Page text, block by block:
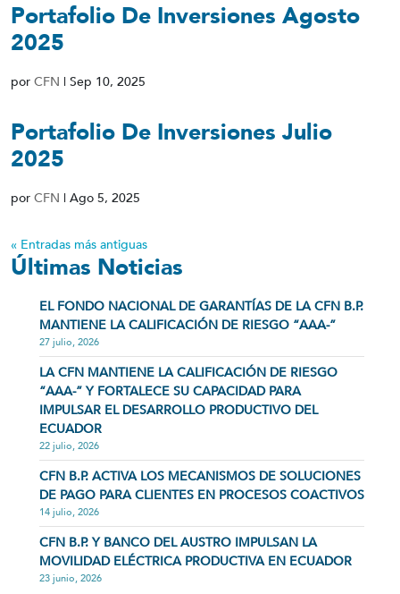
Portafolio De Inversiones Agosto
2025
por CFN | Sep 10, 2025
Portafolio De Inversiones Julio
2025
por CFN | Ago 5, 2025
« Entradas más antiguas
Últimas Noticias
EL FONDO NACIONAL DE GARANTÍAS DE LA CFN B.P.
MANTIENE LA CALIFICACIÓN DE RIESGO “AAA-”
27 julio, 2026
LA CFN MANTIENE LA CALIFICACIÓN DE RIESGO
“AAA-” Y FORTALECE SU CAPACIDAD PARA
IMPULSAR EL DESARROLLO PRODUCTIVO DEL
ECUADOR
22 julio, 2026
CFN B.P. ACTIVA LOS MECANISMOS DE SOLUCIONES
DE PAGO PARA CLIENTES EN PROCESOS COACTIVOS
14 julio, 2026
CFN B.P. Y BANCO DEL AUSTRO IMPULSAN LA
MOVILIDAD ELÉCTRICA PRODUCTIVA EN ECUADOR
23 junio, 2026